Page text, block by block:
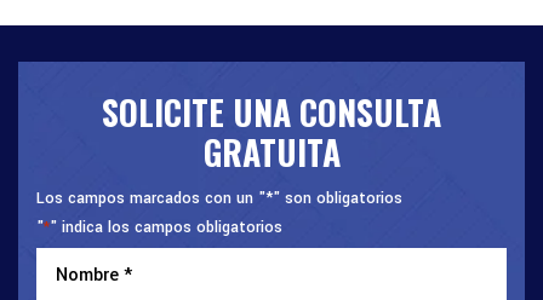
SOLICITE UNA CONSULTA
GRATUITA
Los campos marcados con un "*" son obligatorios
"*" indica los campos obligatorios